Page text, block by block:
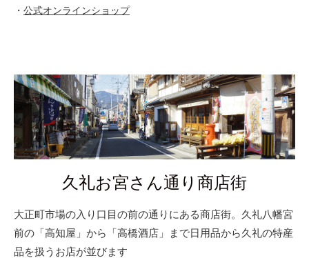
・ 公式オンラインショップ
久礼お宮さん通り商店街
大正町市場の入り口目の前の通りにある商店街。久礼八幡宮
前の「高知屋」から「高橋酒店」まで日用品から久礼の特産
品を扱うお店が並びます